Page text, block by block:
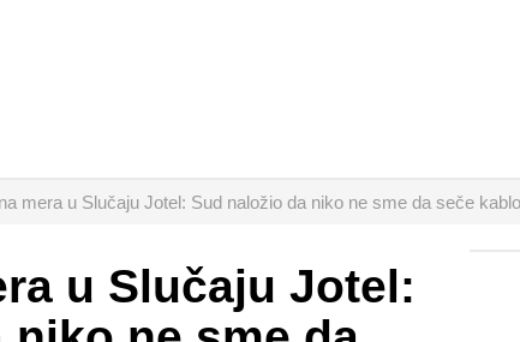
mera u Slučaju Jotel: Sud naložio da niko ne sme da seče
u Slučaju Jotel: